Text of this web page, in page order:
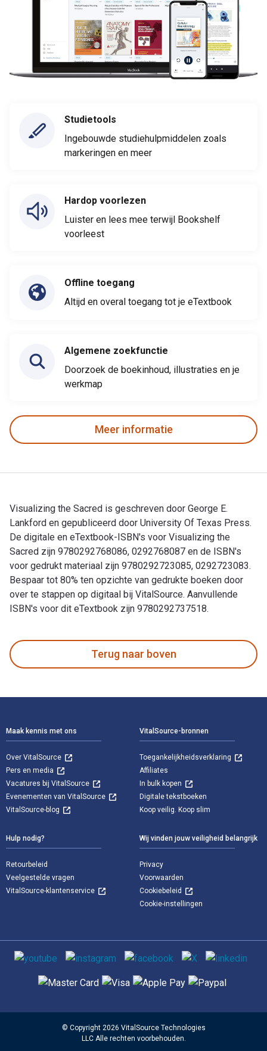
Studietools
Ingebouwde studiehulpmiddelen zoals
markeringen en meer
Hardop voorlezen
Luister en lees mee terwijl Bookshelf
voorleest
Offline toegang
Altijd en overal toegang tot je eTextbook
Algemene zoekfunctie
Doorzoek de boekinhoud, illustraties en je
werkmap
Meer informatie
Visualizing the Sacred is geschreven door George E.
Lankford en gepubliceerd door University Of Texas Press.
De digitale en eTextbook-ISBN's voor Visualizing the
Sacred zijn 9780292768086, 0292768087 en de ISBN's
voor gedrukt materiaal zijn 9780292723085, 0292723083.
Bespaar tot 80% ten opzichte van gedrukte boeken door
over te stappen op digitaal bij VitalSource. Aanvullende
ISBN's voor dit eTextbook zijn 9780292737518.
Terug naar boven
Maak kennis met ons
Over VitalSource
Pers en media
Vacatures bij VitalSource
Evenementen van VitalSource
VitalSource-blog
VitalSource-bronnen
Toegankelijkheidsverklaring
Affiliates
In bulk kopen
Digitale tekstboeken
Koop veilig. Koop slim
Hulp nodig?
Retourbeleid
Veelgestelde vragen
VitalSource-klantenservice
Wij vinden jouw veiligheid belangrijk
Privacy
Voorwaarden
Cookiebeleid
Cookie-instellingen
Sociale media
Ondersteunde betaalmethoden
© Copyright 2026 VitalSource Technologies
LLC Alle rechten voorbehouden.